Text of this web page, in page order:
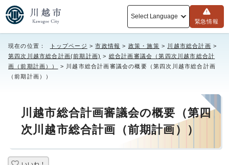
Select Language
緊急情報
現在の位置： トップページ >市政情報 > 政策・施策 > 川越市総合計画 >
第四次川越市総合計画(前期計画) > 総合計画審議会（第四次川越市総合計
画（前期計画））
> 川越市総合計画審議会の概要（第四次川越市総合計画
（前期計画））
川越市総合計画審議会の概要（第四
次川越市総合計画（前期計画））